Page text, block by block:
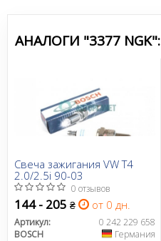
АНАЛОГИ "3377 NGK":
Свеча зажигания VW T4
2.0/2.5i 90-03
0 отзывов
144 - 205 ₴ от 0 дн.
Артикул:
0 242 229 658
BOSCH
Германия